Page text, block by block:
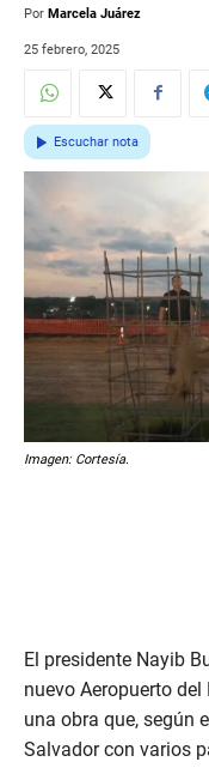
Por Marcela Juárez
25 febrero, 2025
Escuchar nota
Imagen: Cortesía.
El presidente Nayib
nuevo Aeropuerto
una obra que, según
Salvador con varios